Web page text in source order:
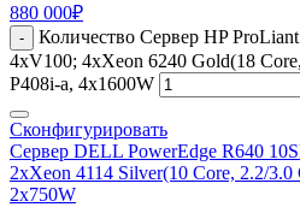
880 000₽
-
Количество Сервер HP
4xV100; 4xXeon 6240 Gold(18
P408i-a, 4x1600W
Сконфигурировать
Сервер DELL PowerEdge R640
2xXeon 4114 Silver(10 Core, 2.2/
2x750W